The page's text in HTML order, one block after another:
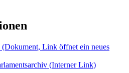
(Dokument, Link öffnet ein neues
(Interner Link)